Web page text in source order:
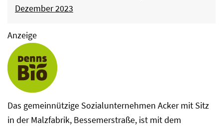
Dezember 2023
Anzeige
Das gemeinnützige Sozialunternehmen Acker mit Sitz
in der Malzfabrik, Bessemerstraße, ist mit dem